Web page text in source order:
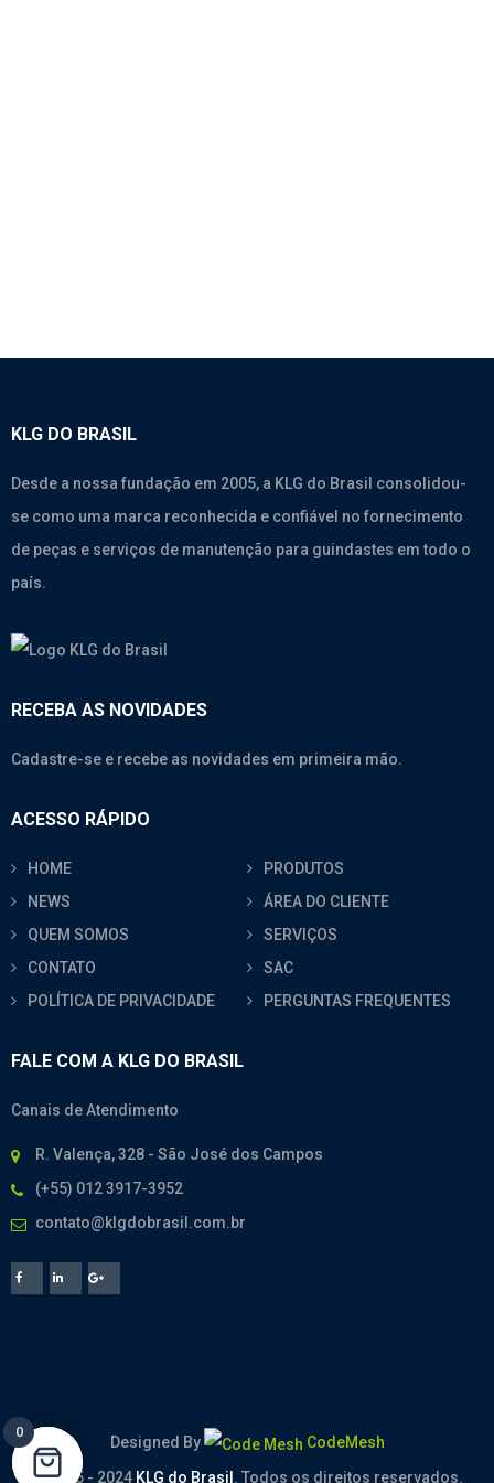
KLG DO BRASIL
Desde a nossa fundação em 2005, a KLG do Brasil consolidou-
se como uma marca reconhecida e confiável no fornecimento
de peças e serviços de manutenção para guindastes em todo o
país.
RECEBA AS NOVIDADES
Cadastre-se e recebe as novidades em primeira mão.
ACESSO RÁPIDO
HOME
PRODUTOS
NEWS
ÁREA DO CLIENTE
QUEM SOMOS
SERVIÇOS
CONTATO
SAC
POLÍTICA DE PRIVACIDADE
PERGUNTAS FREQUENTES
FALE COM A KLG DO BRASIL
Canais de Atendimento
R. Valença, 328 - São José dos Campos
(+55) 012 3917-3952
contato@klgdobrasil.com.br
Designed By
CodeMesh
© 2005 - 2024 KLG do Brasil. Todos os direitos reservados.
0
0